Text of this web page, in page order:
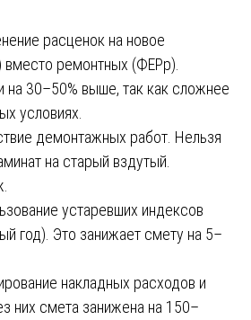
расценок на новое
вместо ремонтных (ФЕРр).
на 30–50% выше, так как сложнее
условиях.
демонтажных работ. Нельзя
на старый вздутый.
устаревших индексов
год). Это занижает смету на 5–
накладных расходов и
них смета занижена на 150–